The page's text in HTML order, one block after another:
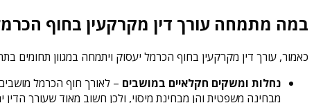
במה מתמחה עורך דין מקרקעין בחוף
כאמור, עורך דין מקרקעין בחוף הכרמל יעסוק ויתמחה במגוון תחומים
נחלות ומשקים חקלאיים במושבים – לאורך חוף הכרמל
מבחינה משפטית והן מבחינת מיסוי, ולכן חשוב מאוד שעורך